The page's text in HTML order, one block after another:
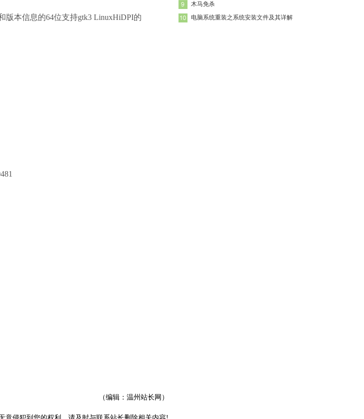
版本信息的64位支持gtk3 LinuxHiDPI的
（编辑：温州站长网）
木马免杀
电脑系统重装之系统安装文件及其详解